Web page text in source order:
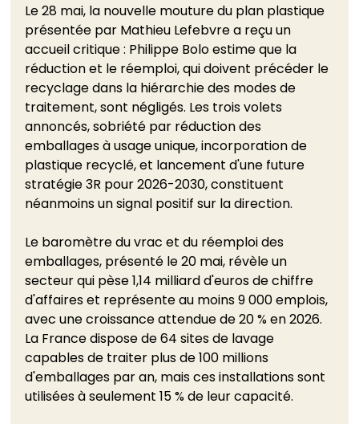
Le 28 mai, la nouvelle mouture du plan plastique
présentée par Mathieu Lefebvre a reçu un
accueil critique : Philippe Bolo estime que la
réduction et le réemploi, qui doivent précéder le
recyclage dans la hiérarchie des modes de
traitement, sont négligés. Les trois volets
annoncés, sobriété par réduction des
emballages à usage unique, incorporation de
plastique recyclé, et lancement d'une future
stratégie 3R pour 2026-2030, constituent
néanmoins un signal positif sur la direction.
Le baromètre du vrac et du réemploi des
emballages, présenté le 20 mai, révèle un
secteur qui pèse 1,14 milliard d'euros de chiffre
d'affaires et représente au moins 9 000 emplois,
avec une croissance attendue de 20 % en 2026.
La France dispose de 64 sites de lavage
capables de traiter plus de 100 millions
d'emballages par an, mais ces installations sont
utilisées à seulement 15 % de leur capacité.